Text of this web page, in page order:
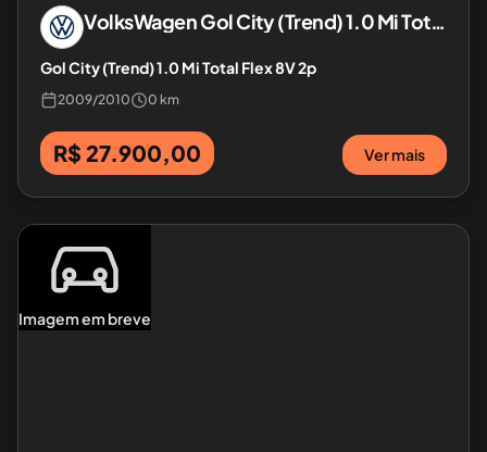
VolksWagenGol City (Trend) 1.0 Mi Total Flex 8V 2p
Gol City (Trend) 1.0 Mi Total Flex 8V 2p
2009/2010 0 km
R$ 27.900,00 Ver mais
Imagem em breve